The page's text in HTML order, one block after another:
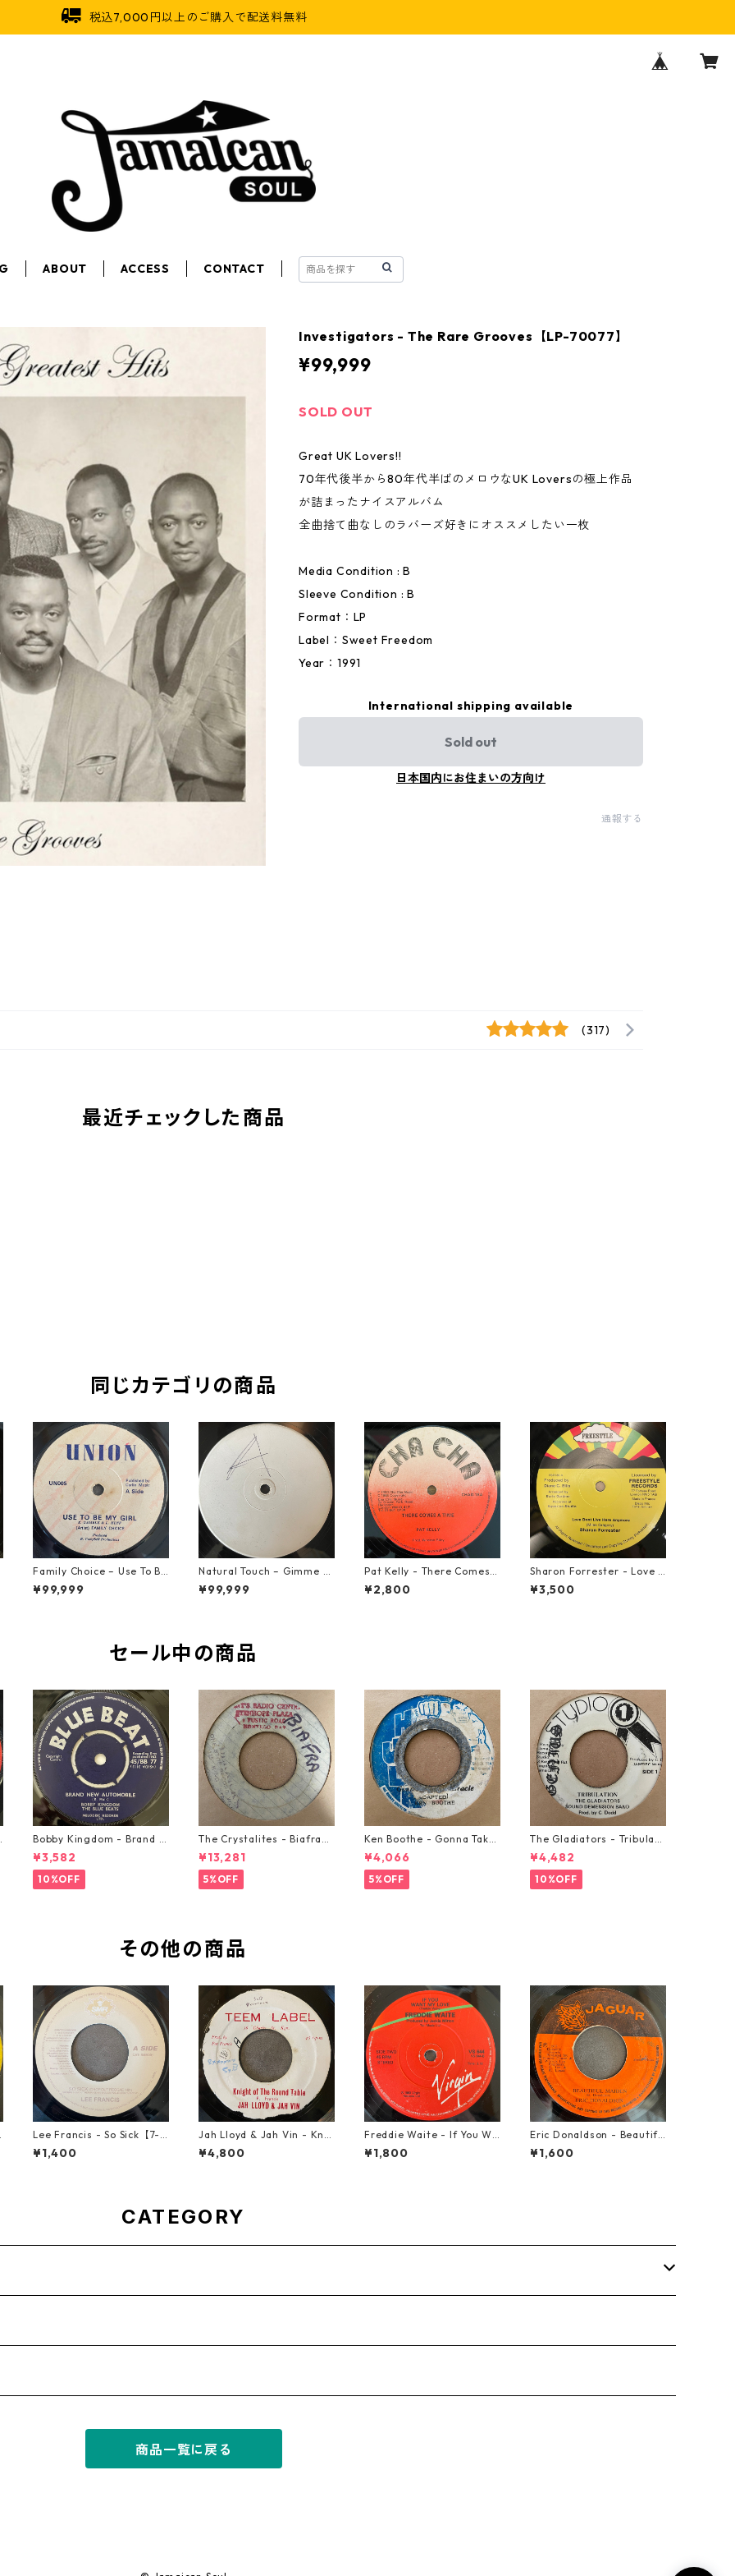
税込7,000円以上のご購入で配送料無料
ABOUT ACCESS CONTACT
Investigators - The Rare Grooves【LP-70077】
¥99,999
SOLD OUT
Great UK Lovers!!
70年代後半から80年代半ばのメロウなUK Loversの極上作品
が詰まったナイスアルバム
全曲捨て曲なしのラバーズ好きにオススメしたい一枚
Media Condition : B
Sleeve Condition : B
Format：LP
Label：Sweet Freedom
Year：1991
International shipping available
Sold out
日本国内にお住まいの方向け
通報する
(317)
最近チェックした商品
同じカテゴリの商品
Family Choice – Use To Be
My Girl【7-22004】
¥99,999
Natural Touch – Gimme G
ood Loving【12-50055】
¥99,999
Pat Kelly - There Comes A
Time【12-50057】
¥2,800
Sharon Forrester - Love D
on't Live Here Anymore
【12-50068】
¥3,500
セール中の商品
Bobby Kingdom - Brand N
ew Automobile【7-2088
9】
¥3,582
10%OFF
The Crystalites - Biafra
【7-21293】
¥13,281
5%OFF
Ken Boothe - Gonna Take
A Miracle【7-21362】
¥4,066
5%OFF
The Gladiators - Tribulati
on【7-21365】
¥4,482
10%OFF
その他の商品
Lee Francis - So Sick【7-2
1925】
¥1,400
Jah Lloyd & Jah Vin - Knig
ht Of The Round Table【7
-21908】
¥4,800
Freddie Waite - If You Wa
nt My Love【7-21943】
¥1,800
Eric Donaldson - Beautifu
l Maiden【7-21788】
¥1,600
CATEGORY
商品一覧に戻る